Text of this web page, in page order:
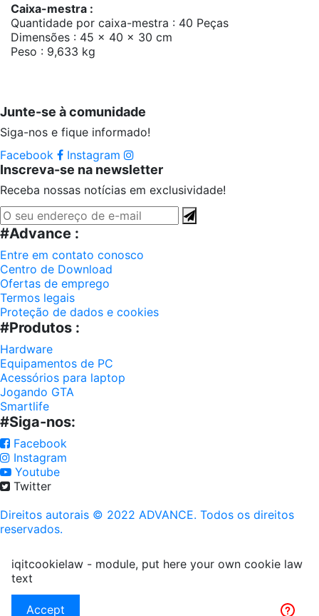
Caixa-mestra :
Quantidade por caixa-mestra : 40 Peças
Dimensões : 45 x 40 x 30 cm
Peso : 9,633 kg
Junte-se à comunidade
Siga-nos e fique informado!
Facebook
Instagram
Inscreva-se na newsletter
Receba nossas notícias em exclusividade!
#Advance :
Entre em contato conosco
Centro de Download
Ofertas de emprego
Termos legais
Proteção de dados e cookies
#Produtos :
Hardware
Equipamentos de PC
Acessórios para laptop
Jogando GTA
Smartlife
#Siga-nos:
Facebook
Instagram
Youtube
Twitter
Direitos autorais © 2022 ADVANCE. Todos os direitos
reservados.
iqitcookielaw - module, put here your own cookie law
text
Accept